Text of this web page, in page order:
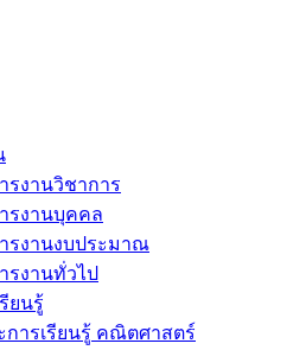
รงานวิชาการ
รงานบุคคล
รงานงบประมาณ
รงานทั่วไป
ยนรู้
การเรียนรู้ คณิตศาสตร์